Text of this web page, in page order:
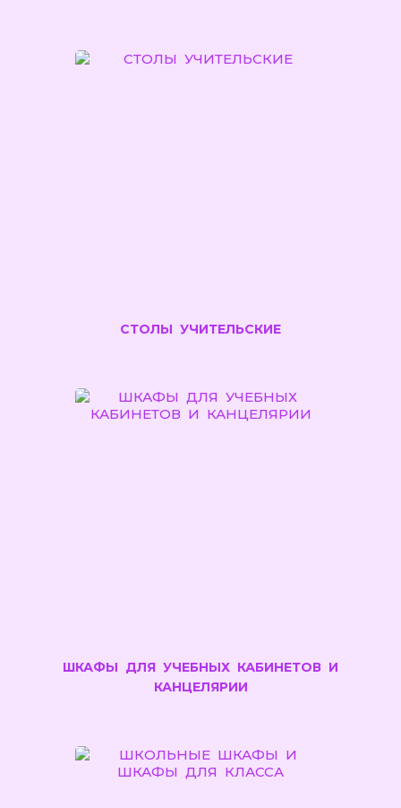
СТОЛЫ УЧИТЕЛЬСКИЕ
ШКАФЫ ДЛЯ УЧЕБНЫХ КАБИНЕТОВ И
КАНЦЕЛЯРИИ